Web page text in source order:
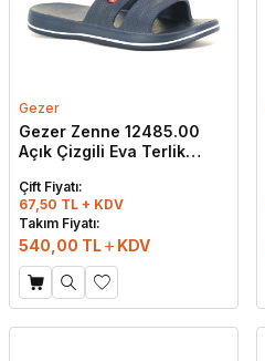
Gezer
Gezer Zenne 12485.00
Açık Çizgili Eva Terlik
Çift Fiyatı:
67,50 TL + KDV
Takım Fiyatı:
540,00 TL KDV